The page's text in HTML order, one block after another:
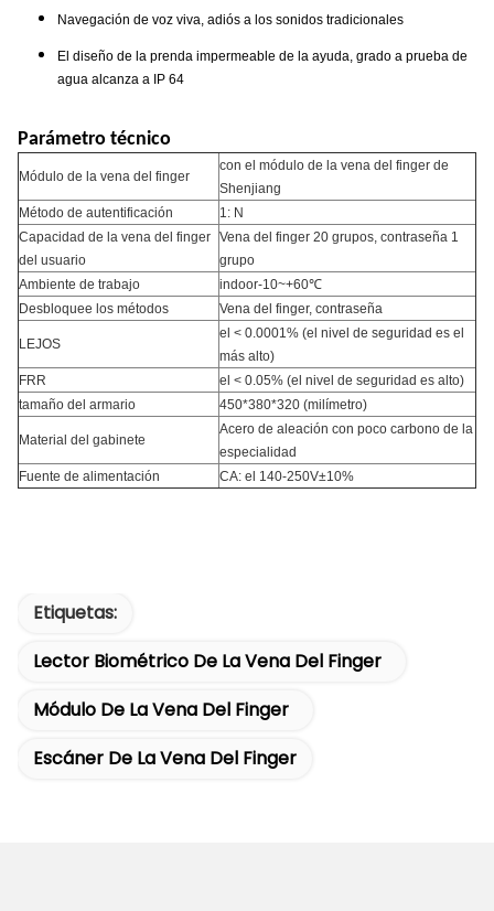
Navegación de voz viva, adiós a los sonidos tradicionales
El diseño de la prenda impermeable de la ayuda, grado a prueba de
agua alcanza a IP 64
Parámetro técnico
Módulo de la vena del finger
con el módulo de la vena del finger de
Shenjiang
Método de autentificación
1: N
Capacidad de la vena del finger
del usuario
Vena del finger 20 grupos, contraseña 1
grupo
Ambiente de trabajo
indoor-10~+60℃
Desbloquee los métodos
Vena del finger, contraseña
LEJOS
el < 0.0001% (el nivel de seguridad es el
más alto)
FRR
el < 0.05% (el nivel de seguridad es alto)
tamaño del armario
450*380*320 (milímetro)
Material del gabinete
Acero de aleación con poco carbono de la
especialidad
Fuente de alimentación
CA: el 140-250V±10%
Etiquetas:
Lector Biométrico De La Vena Del Finger
Módulo De La Vena Del Finger
Escáner De La Vena Del Finger